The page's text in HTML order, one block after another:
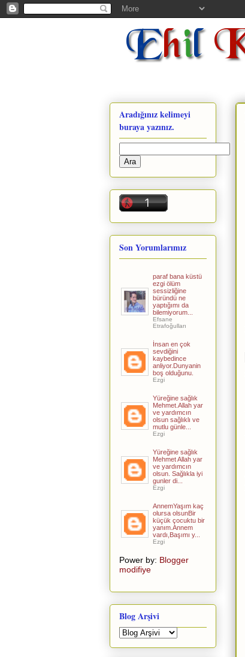
Aradığınız kelimeyi
buraya yazınız.
Son Yorumlarımız
paraf bana küstü
ezgi ölüm
sessizliğine
büründü ne
yaptığımı da
bilemiyorum...
Efsane
Etrafoğulları
İnsan en çok
sevdiğini
kaybedince
anliyor.Dunyanin
boş olduğunu.
Ezgi
Yüreğine sağlık
Mehmet.Allah yar
ve yardımcın
olsun sağlıklı ve
mutlu günle...
Ezgi
Yüreğine sağlık
Mehmet Allah yar
ve yardımcın
olsun. Sağlıkla iyi
gunler di...
Ezgi
AnnemYaşım kaç
olursa olsunBir
küçük çocuktu bir
yanım.Annem
vardı,Başımı y...
Ezgi
Power by: Blogger
modifiye
Blog Arşivi